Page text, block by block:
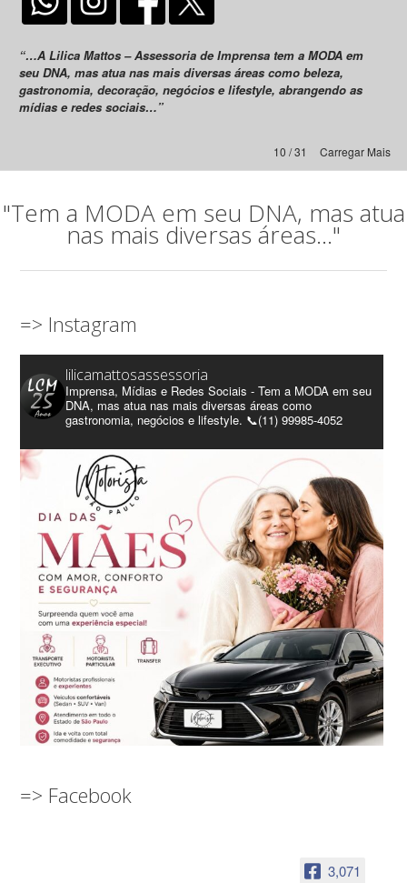
“…A Lilica Mattos – Assessoria de Imprensa tem a MODA em
seu DNA, mas atua nas mais diversas áreas como beleza,
gastronomia, decoração, negócios e lifestyle, abrangendo as
mídias e redes sociais…”
Carregar Mais
10 / 31
"Tem a MODA em seu DNA, mas atua
nas mais diversas áreas..."
=> Instagram
lilicamattosassessoria
Imprensa, Mídias e Redes Sociais - Tem a MODA em seu
DNA, mas atua nas mais diversas áreas como
gastronomia, negócios e lifestyle. 📞(11) 99985-4052
=> Facebook
3,071